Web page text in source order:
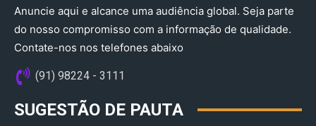
Anuncie aqui e alcance uma audiência global. Seja parte
do nosso compromisso com a informação de qualidade.
Contate-nos nos telefones abaixo
(91) 98224 - 3111
SUGESTÃO DE PAUTA